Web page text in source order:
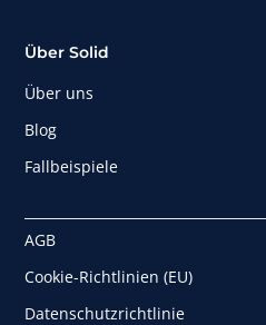
Über Solid
Über uns
Blog
Fallbeispiele
AGB
Cookie-Richtlinien (EU)
Datenschutzrichtlinie